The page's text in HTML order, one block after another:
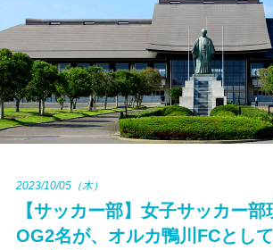
ご利用者別
ホーム
大学案内
学部・大学院
2023/10/05（木）
【サッカー部】女子サッカー部
OG2名が、オルカ鴨川FCとし